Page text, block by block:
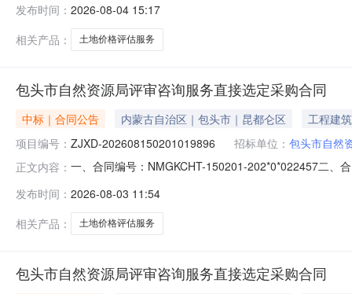
现歧视性和倾向性条款；3、影响政府采购“公开、公平
意见递交方式：书
发布时间： 2026-08-04 15:17
相关产品：
土地价格评估服务
包头市自然资源局评审咨询服务直接选定采购合同
中标｜合同公告 内蒙古自治区｜包头市｜昆都仑区
工程建筑
项目编号： ZJXD-202608150201019896 招标单位： 包头市自然
正文内容： 一、合同编号：NMGKCHT-150201-202*0*022457二、
33237*2供应商（乙方）：内蒙古昌信房地产土地资产
发布时间： 2026-08-03 11:54
相关产品：
土地价格评估服务
包头市自然资源局评审咨询服务直接选定采购合同